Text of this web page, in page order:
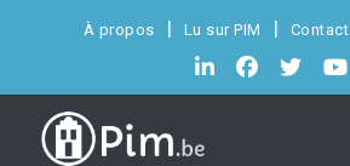
À propos Lu sur PIM Contact